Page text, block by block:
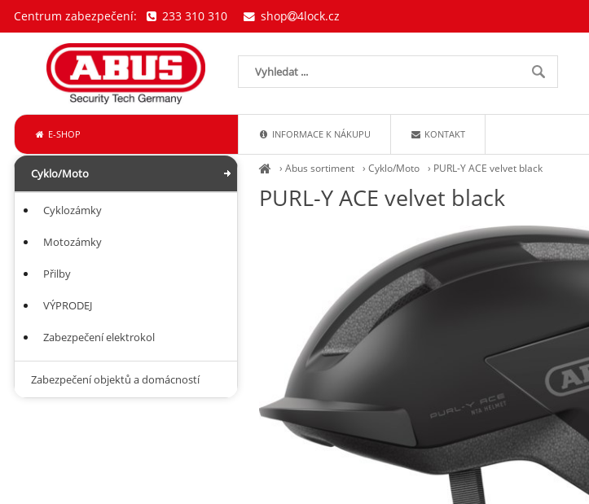
›Abus sortiment ›Cyklo/Moto › PURL-Y ACE velvet black
PURL-Y ACE velvet black
Cyklo/Moto
Cyklozámky
Motozámky
Přilby
VÝPRODEJ
Zabezpečení elektrokol
Zabezpečení objektů a domácností
E-SHOP INFORMACE K NÁKUPU KONTAKT
Centrum zabezpečení: 233 310 310 shop 4lock.cz